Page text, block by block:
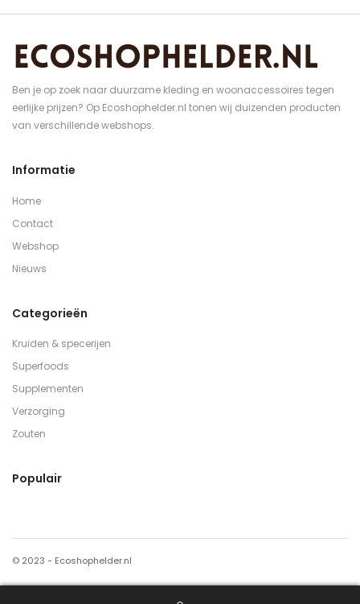
Ben je op zoek naar duurzame kleding en woonaccessoires tegen
eerlijke prijzen? Op Ecoshophelder.nl tonen wij duizenden producten
van verschillende webshops.
Informatie
Home
Contact
Webshop
Nieuws
Categorieën
Kruiden & specerijen
Superfoods
Supplementen
Verzorging
Zouten
Populair
© 2023 - Ecoshophelder.nl